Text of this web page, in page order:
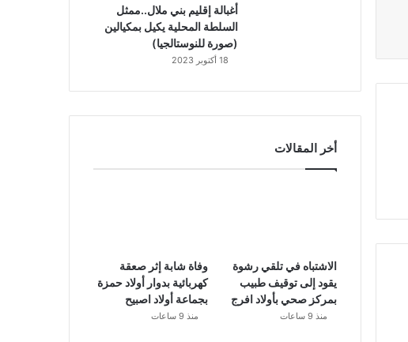
أغبالة إقليم بني ملال..ممثل
السلطة المحلية يكيل بمكيالين
(صورة للنوستالجيا)
18 أكتوبر 2023
أخر المقالات
الاشتباه في تلقي رشوة
يقود إلى توقيف طبيب
بمركز صحي بأولاد افرج
منذ 9 ساعات
وفاة شابة إثر صعقة
كهربائية بدوار أولاد حمزة
بجماعة أولاد اصبيح
منذ 9 ساعات